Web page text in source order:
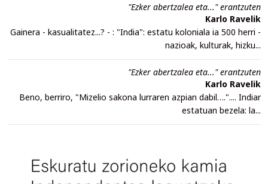
"Ezker abertzalea eta..." erantzuten
Karlo Ravelik
Gainera - kasualitatez...? - : "India": estatu koloniala ia 500 herri -
nazioak, kulturak, hizku...
"Ezker abertzalea eta..." erantzuten
Karlo Ravelik
Beno, berriro, "Mizelio sakona lurraren azpian dabil….".... Indiar
estatuan bezela: la...